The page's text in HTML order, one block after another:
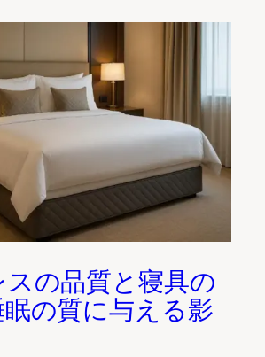
の品質と寝具の
の質に与える影